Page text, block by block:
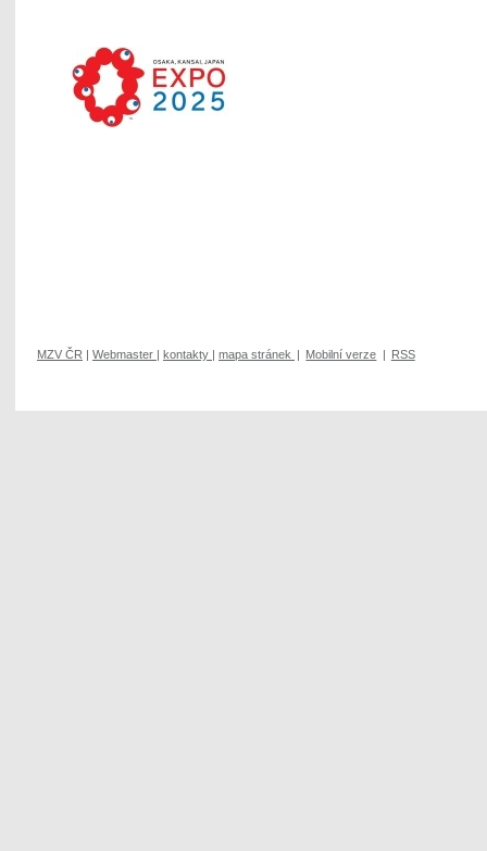
MZV ČR | Webmaster | kontakty | mapa stránek | Mobilní verze | RSS